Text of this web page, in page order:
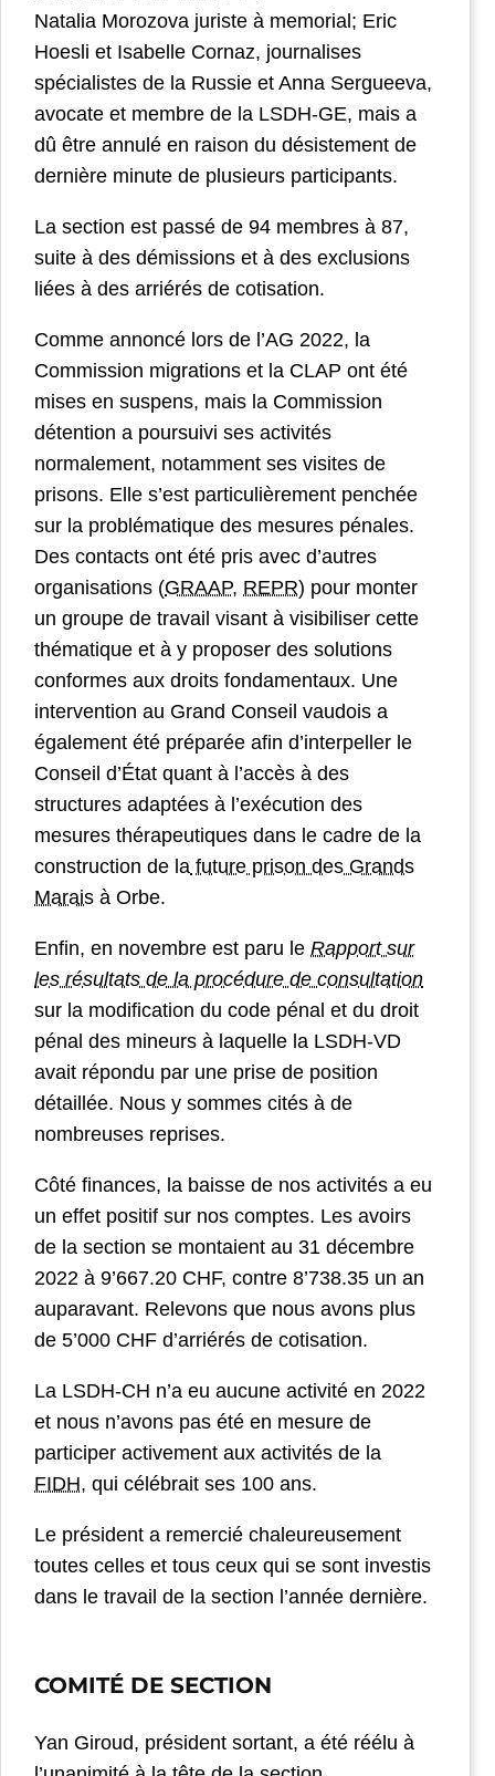
Natalia Morozova juriste à memorial; Eric
Hoesli et Isabelle Cornaz, journalises
spécialistes de la Russie et Anna Sergueeva,
avocate et membre de la LSDH-GE, mais a
dû être annulé en raison du désistement de
dernière minute de plusieurs participants.
La section est passé de 94 membres à 87,
suite à des démissions et à des exclusions
liées à des arriérés de cotisation.
Comme annoncé lors de l’AG 2022, la
Commission migrations et la CLAP ont été
mises en suspens, mais la Commission
détention a poursuivi ses activités
normalement, notamment ses visites de
prisons. Elle s’est particulièrement penchée
sur la problématique des mesures pénales.
Des contacts ont été pris avec d’autres
organisations (GRAAP, REPR) pour monter
un groupe de travail visant à visibiliser cette
thématique et à y proposer des solutions
conformes aux droits fondamentaux. Une
intervention au Grand Conseil vaudois a
également été préparée afin d’interpeller le
Conseil d’État quant à l’accès à des
structures adaptées à l’exécution des
mesures thérapeutiques dans le cadre de la
construction de la future prison des Grands
Marais à Orbe.
Enfin, en novembre est paru le Rapport sur
les résultats de la procédure de consultation
sur la modification du code pénal et du droit
pénal des mineurs à laquelle la LSDH-VD
avait répondu par une prise de position
détaillée. Nous y sommes cités à de
nombreuses reprises.
Côté finances, la baisse de nos activités a eu
un effet positif sur nos comptes. Les avoirs
de la section se montaient au 31 décembre
2022 à 9’667.20 CHF, contre 8’738.35 un an
auparavant. Relevons que nous avons plus
de 5’000 CHF d’arriérés de cotisation.
La LSDH-CH n’a eu aucune activité en 2022
et nous n’avons pas été en mesure de
participer activement aux activités de la
FIDH, qui célébrait ses 100 ans.
Le président a remercié chaleureusement
toutes celles et tous ceux qui se sont investis
dans le travail de la section l’année dernière.
COMITÉ DE SECTION
Yan Giroud, président sortant, a été réélu à